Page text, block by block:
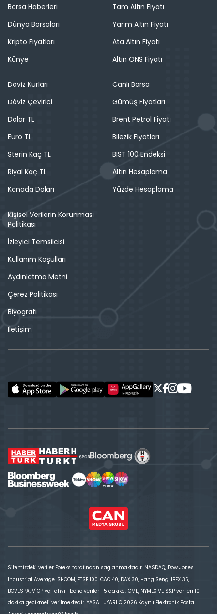
Borsa Haberleri
Dünya Borsaları
Kripto Fiyatları
Künye
Tam Altın Fiyatı
Yarım Altın Fiyatı
Ata Altın Fiyatı
Altın ONS Fiyatı
Döviz Kurları
Döviz Çevirici
Dolar TL
Euro TL
Sterin Kaç TL
Riyal Kaç TL
Kanada Doları
Canlı Borsa
Gümüş Fiyatları
Brent Petrol Fiyatı
Bilezik Fiyatları
BIST 100 Endeksi
Altın Hesaplama
Yüzde Hesaplama
Kişisel Verilerin Korunması
Politikası
İzleyici Temsilcisi
Kullanım Koşulları
Aydınlatma Metni
Çerez Politikası
Biyografi
İletişim
Sitemizdeki veriler Foreks tarafından sağlanmaktadır. NASDAQ, Dow Jones
Industrial Average, SHCOM, FTSE 100, CAC 40, DAX 30, Hang Seng, IBEX 35,
BOVESPA, VİOP ve Tahvil-bono verileri 15 dakika; CME, NYMEX VE S&P verileri 10
dakika gecikmeli verilmektedir. YASAL UYARI © 2026 Kayıtlı Elektronik Posta